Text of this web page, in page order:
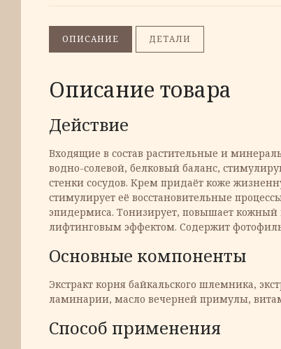
ОПИСАНИЕ ДЕТАЛИ
Описание товара
Действие
Входящие в состав растительные и
водно-солевой, белковый баланс,
стенки сосудов. Крем придаёт коже
стимулирует её восстановительные
эпидермиса. Тонизирует, повышает
лифтинговым эффектом. Содержит
Основные компоненты
Экстракт корня байкальского шлемника,
ламинарии, масло вечерней примулы,
Способ применения